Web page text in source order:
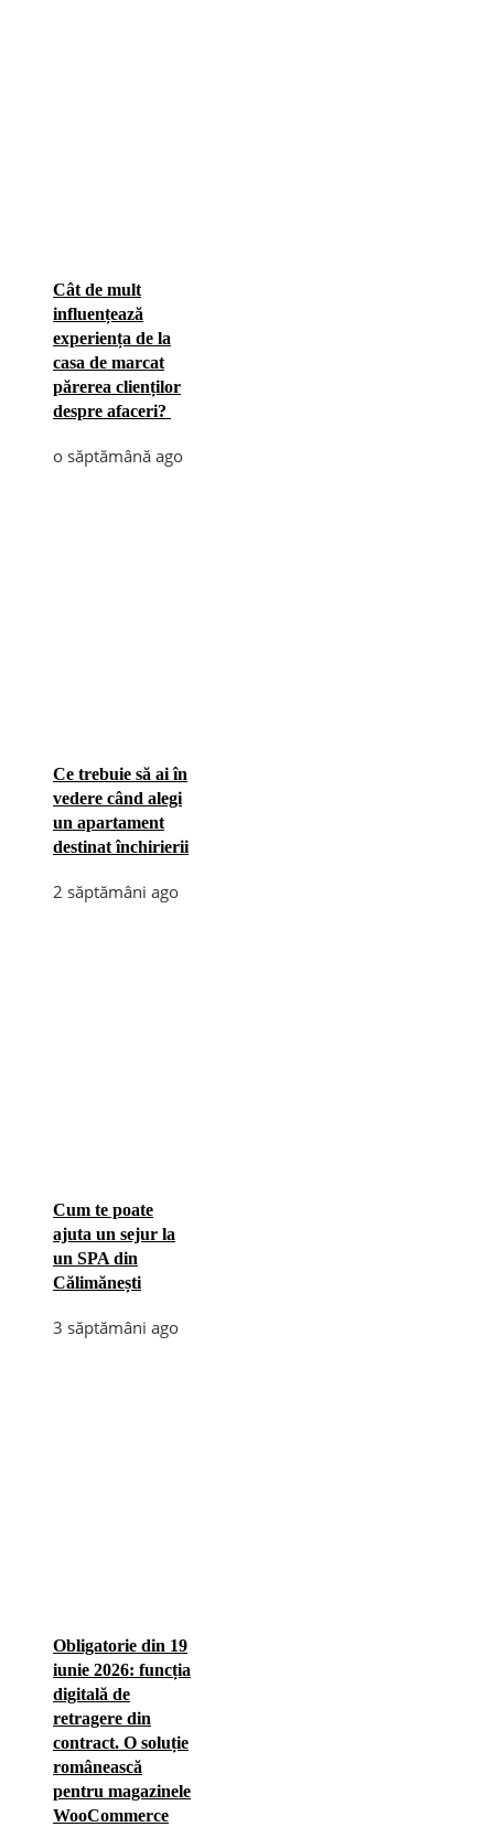
Cât de mult
influențează
experiența de la
casa de marcat
părerea clienților
despre afaceri?
o săptămână ago
Ce trebuie să ai în
vedere când alegi
un apartament
destinat închirierii
2 săptămâni ago
Cum te poate
ajuta un sejur la
un SPA din
Călimănești
3 săptămâni ago
Obligatorie din 19
iunie 2026: funcția
digitală de
retragere din
contract. O soluție
românească
pentru magazinele
WooCommerce